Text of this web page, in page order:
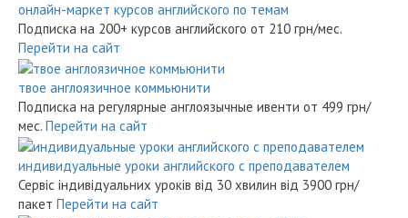
онлайн-маркет курсов английского по темам
Подписка на 200+ курсов английского от 210 грн/мес.
Перейти на сайт
твое англоязичное коммьюнити
Подписка на регулярные англоязычные ивенти от 499 грн/
мес. Перейти на сайт
индивидуальные уроки английского с преподавателем
Сервіс індивідуальних уроків від 30 хвилин від 3900 грн/
пакет Перейти на сайт